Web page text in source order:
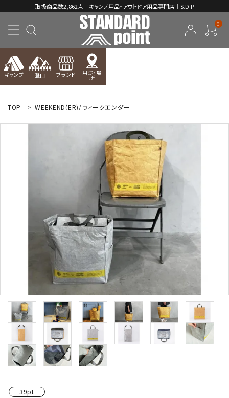
取扱商品数2,862点 キャンプ用品・アウトドア用品専門店｜S.D.P
0
キャンプ 登山 ブランド 用途・場
所
ようこそ ゲスト 様
新規会員登録
TOP WEEKEND(ER)/ウィークエンダー
39pt